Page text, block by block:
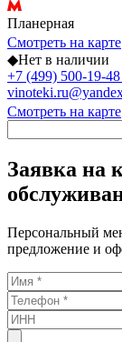
Планерная
Смотреть на карте
◆Нет в наличии
+7 (499) 500-19-48
Смотреть на карте
Заявка на
Персональный
предложение и